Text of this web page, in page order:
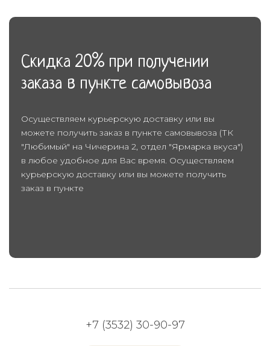
Скидка 20% при получении
заказа в пункте самовывоза
Осуществляем курьерскую доставку или вы
можете получить заказ в пункте самовывоза (ТК
"Любимый" на Чичерина 2, отдел "Ярмарка вкуса")
в любое удобное для Вас время. Осуществляем
курьерскую доставку или вы можете получить
заказ в пункте
+7 (3532) 30-90-97